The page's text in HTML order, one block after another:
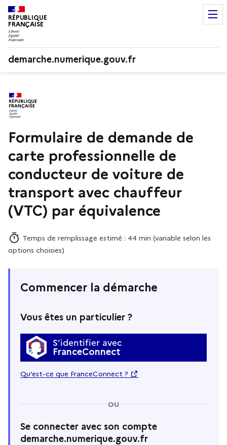
RÉPUBLIQUE
FRANÇAISE
demarche.numerique.gouv.fr
Formulaire de demande de
carte professionnelle de
conducteur de voiture de
transport avec chauffeur
(VTC) par équivalence
Temps de remplissage estimé : 44 min (variable selon les
options choisies)
Commencer la démarche
Vous êtes un particulier ?
S’identifier avec
FranceConnect
Qu’est-ce que FranceConnect ?
OU
Se connecter avec son compte
demarche.numerique.gouv.fr